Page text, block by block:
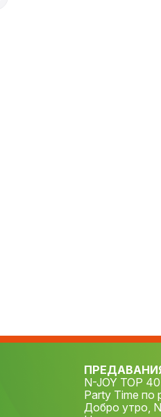
N-JOY TOP
Party Time по
Добро утро,